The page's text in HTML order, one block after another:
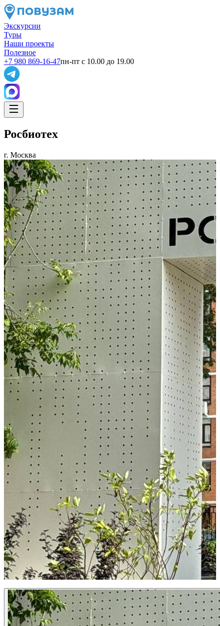
Экскурсии
Туры
Наши проекты
Полезное
+7 980 869-16-47пн-пт с 10.00 до 19.00
Росбиотех
г. Москва